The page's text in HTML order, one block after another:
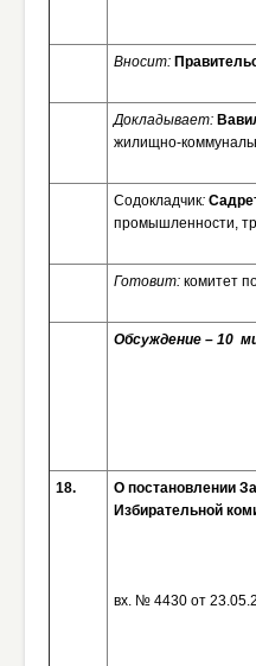
Вносит:
Докладывает:
жилищно-
Содокладчик:
промышленности,
Готовит: комитет
Обсуждение – 10
18.
О постановлении
Избирательной
вх. № 4430 от